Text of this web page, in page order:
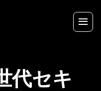
代セキ